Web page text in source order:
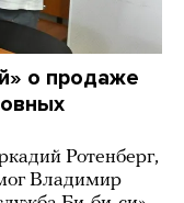
о продаже
Ротенберг,
Владимир